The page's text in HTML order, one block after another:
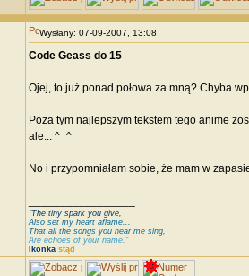
Wysłany: 07-09-2007, 13:08
Code Geass do 15
Ojej, to już ponad połowa za mną? Chyba
Poza tym najlepszym tekstem tego anime
ale... ^_^
No i przypomniałam sobie, że mam w
"The tiny spark you give,
Also set my heart aflame...
That all the songs you hear me sing,
Are echoes of your name."
Ikonka stąd